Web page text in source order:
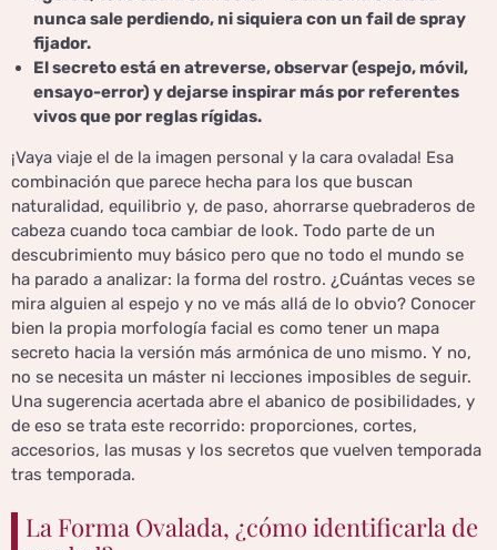
nunca sale perdiendo, ni siquiera con un fail de spray
fijador.
El secreto está en atreverse, observar (espejo, móvil,
ensayo-error) y dejarse inspirar más por referentes
vivos que por reglas rígidas.
¡Vaya viaje el de la imagen personal y la cara ovalada! Esa
combinación que parece hecha para los que buscan
naturalidad, equilibrio y, de paso, ahorrarse quebraderos de
cabeza cuando toca cambiar de look. Todo parte de un
descubrimiento muy básico pero que no todo el mundo se
ha parado a analizar: la forma del rostro. ¿Cuántas veces se
mira alguien al espejo y no ve más allá de lo obvio? Conocer
bien la propia morfología facial es como tener un mapa
secreto hacia la versión más armónica de uno mismo. Y no,
no se necesita un máster ni lecciones imposibles de seguir.
Una sugerencia acertada abre el abanico de posibilidades, y
de eso se trata este recorrido: proporciones, cortes,
accesorios, las musas y los secretos que vuelven temporada
tras temporada.
La Forma Ovalada, ¿cómo identificarla de